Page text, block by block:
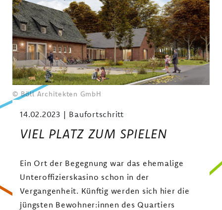
YORKPARK
PANZERHALLEN
VIELFALT LEBEN
WOHNEN IM EIGENEN HAUS
AM LANDSCHAFTSPARK YORK
© Böll Architekten GmbH
14.02.2023 Baufortschritt
VIEL PLATZ ZUM SPIELEN
Ein Ort der Begegnung war das ehemalige
Unteroffizierskasino schon in der
Vergangenheit. Künftig werden sich hier die
jüngsten Bewohner:innen des Quartiers